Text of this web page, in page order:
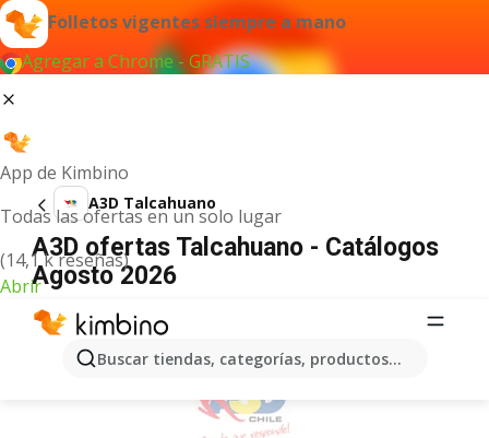
Folletos vigentes siempre a mano
Agregar a Chrome - GRATIS
App de Kimbino
Todas las ofertas en un solo lugar
(14,1 k reseñas)
Abrir
Buscar tiendas, categorías, productos...
A3D Talcahuano
A3D ofertas Talcahuano - Catálogos
Agosto 2026